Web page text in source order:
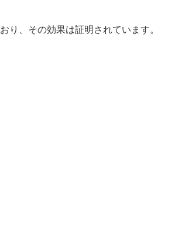
り、その効果は証明されています。